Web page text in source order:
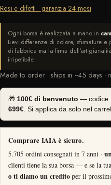
Resi e difetti · garanzia 24 mesi
Ogni borsa è realizzata a mano in
Lievi differenze di colore, sfumature
di fabbrica ma la firma
irripetibile.
Made to order · ships in ~45 days ·
🎁 100€ di benvenuto — codice
699€ . Si applica da solo nel
Comprare IAIA è sicuro.
5.705 ordini consegnati in 7 anni ·
clienti tiene la sua borsa — e se la
o ti diamo un credito per il